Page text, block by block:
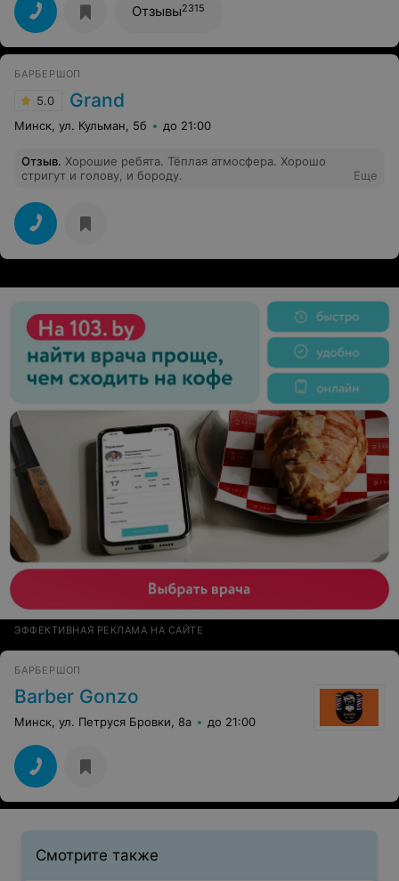
Отзывы2315
БАРБЕРШОП
5.0 Grand
Минск, ул. Кульман, 5б до 21:00
Отзыв. Хорошие ребята. Тёплая атмосфера. Хорошо
стригут и голову, и бороду.
Еще
ЭФФЕКТИВНАЯ РЕКЛАМА НА САЙТЕ
БАРБЕРШОП
Barber Gonzo
Минск, ул. Петруся Бровки, 8а до 21:00
Смотрите также